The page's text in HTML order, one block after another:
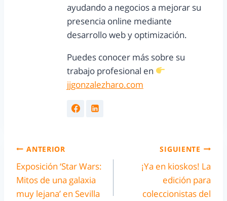
ayudando a negocios a mejorar su
presencia online mediante
desarrollo web y optimización.
Puedes conocer más sobre su
trabajo profesional en
jjgonzalezharo.com
ANTERIOR
Exposición ‘Star Wars:
Mitos de una galaxia
muy lejana’ en Sevilla
SIGUIENTE
¡Ya en kioskos! La
edición para
coleccionistas del